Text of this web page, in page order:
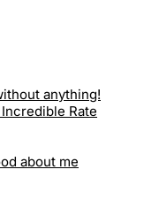
anything!
Rate
about me